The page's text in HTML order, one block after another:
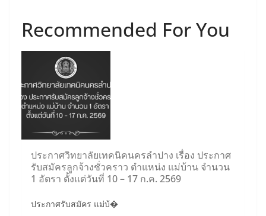
Recommended For You
ประกาศวิทยาลัยเทคนิคนครลำปาง เรื่อง ประกาศ
รับสมัครลูกจ้างชั่วคราว ตำแหน่ง แม่บ้าน จำนวน
1 อัตรา ตั้งแต่วันที่ 10 – 17 ก.ค. 2569
ประกาศรับสมัคร แม่บ้�